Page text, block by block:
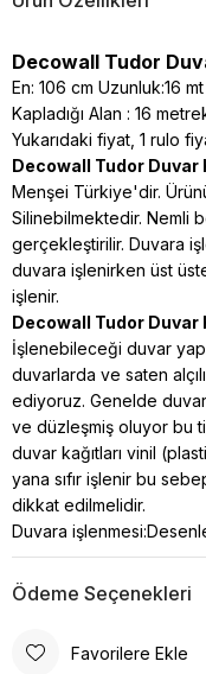
Decowall Tudor
En: 106 cm Uzunluk:16 mt
Kapladığı Alan : 16
Yukarıdaki fiyat, 1 rulo
Decowall Tudor Duvar
Menşei Türkiye'dir.
Silinebilmektedir. Nemli
gerçekleştirilir. Duvara
duvara işlenirken üst
işlenir.
Decowall Tudor Duvar
İşlenebileceği duvar
duvarlarda ve saten
ediyoruz. Genelde
ve düzleşmiş oluyor bu
duvar kağıtları vinil
yana sıfır işlenir bu
dikkat edilmelidir.
Duvara
Ödeme Seçenekleri
Favorilere Ekle